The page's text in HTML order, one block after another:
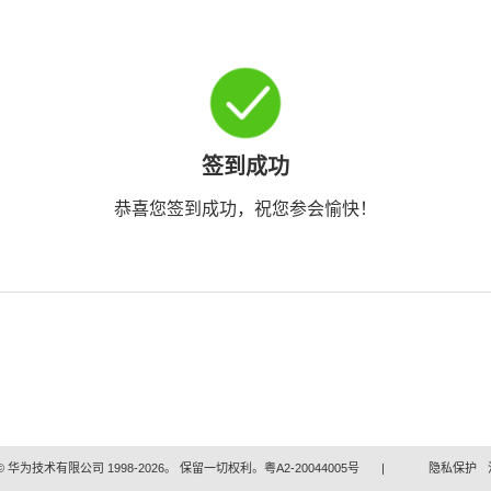
签到成功
恭喜您签到成功，祝您参会愉快！
华为技术有限公司 1998-2026。 保留一切权利。粤A2-20044005号 | 隐私保护